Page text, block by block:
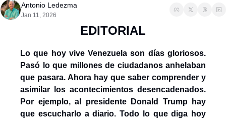
Antonio Ledezma
Jan 11, 2026
EDITORIAL
Lo que hoy vive Venezuela son días gloriosos.
Pasó lo que millones de ciudadanos anhelaban
que pasara. Ahora hay que saber comprender y
asimilar los acontecimientos desencadenados.
Por ejemplo, al presidente Donald Trump hay
que escucharlo a diario. Todo lo que diga hoy